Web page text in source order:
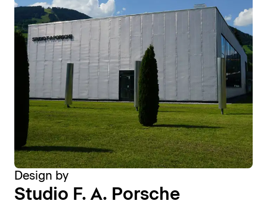
Design by
Studio F. A. Porsche